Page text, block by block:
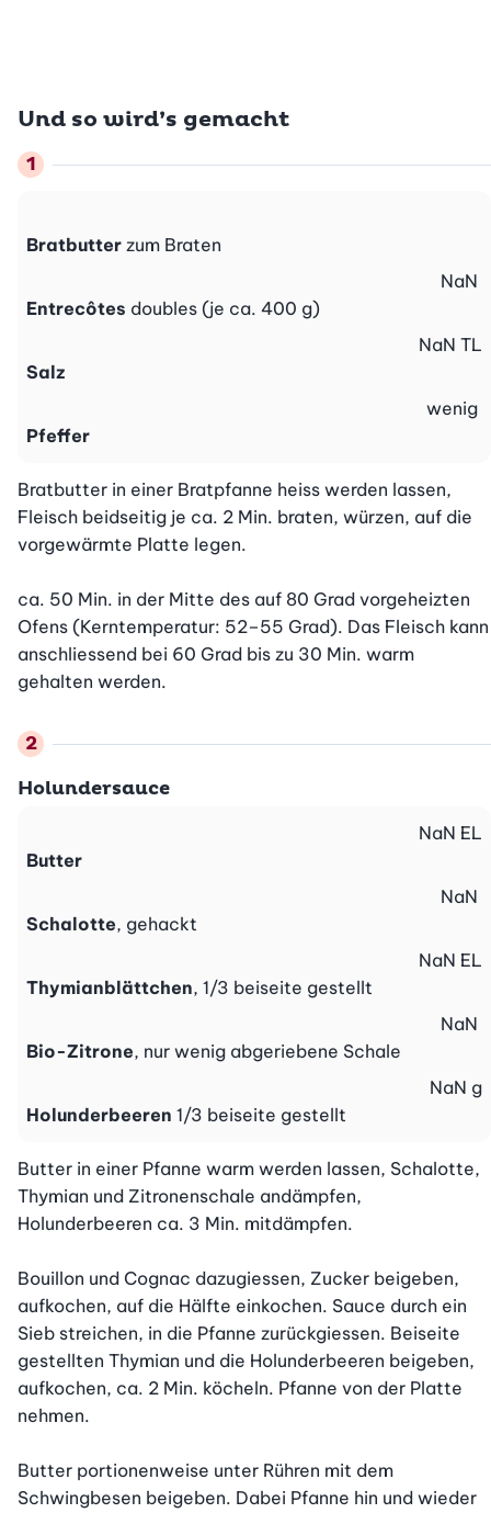
Und so wird’s gemacht
Bratbutter zum Braten
Entrecôtes doubles (je ca. 400 g)
NaN
Salz
NaN TL
Pfeffer
wenig
Bratbutter in einer Bratpfanne heiss werden lassen,
Fleisch beidseitig je ca. 2 Min. braten, würzen, auf die
vorgewärmte Platte legen.
ca. 50 Min. in der Mitte des auf 80 Grad vorgeheizten
Ofens (Kerntemperatur: 52–55 Grad). Das Fleisch kann
anschliessend bei 60 Grad bis zu 30 Min. warm
gehalten werden.
Holundersauce
Butter
NaN EL
Schalotte, gehackt
NaN
Thymianblättchen, 1/3 beiseite gestellt
NaN EL
Bio-Zitrone, nur wenig abgeriebene Schale
NaN
Holunderbeeren 1/3 beiseite gestellt
NaN g
Butter in einer Pfanne warm werden lassen, Schalotte,
Thymian und Zitronenschale andämpfen,
Holunderbeeren ca. 3 Min. mitdämpfen.
Bouillon und Cognac dazugiessen, Zucker beigeben,
aufkochen, auf die Hälfte einkochen. Sauce durch ein
Sieb streichen, in die Pfanne zurückgiessen. Beiseite
gestellten Thymian und die Holunderbeeren beigeben,
aufkochen, ca. 2 Min. köcheln. Pfanne von der Platte
nehmen.
Butter portionenweise unter Rühren mit dem
Schwingbesen beigeben. Dabei Pfanne hin und wieder